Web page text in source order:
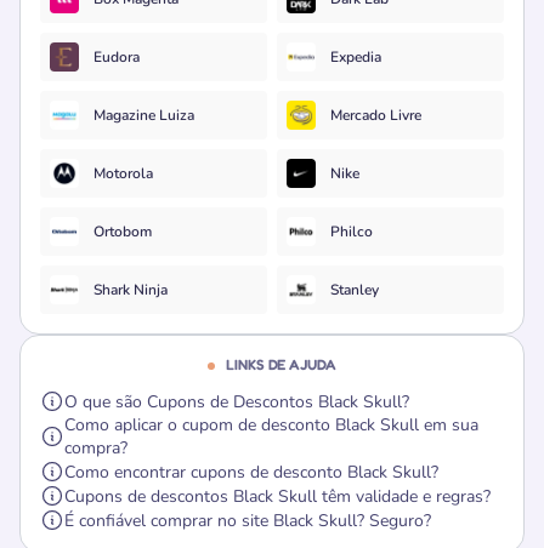
Eudora Expedia
Magazine Luiza Mercado Livre
Motorola Nike
Ortobom Philco
Shark Ninja Stanley
LINKS DE AJUDA
O que são Cupons de Descontos Black Skull?
Como aplicar o cupom de desconto Black Skull em sua
compra?
Como encontrar cupons de desconto Black Skull?
Cupons de descontos Black Skull têm validade e regras?
É confiável comprar no site Black Skull? Seguro?